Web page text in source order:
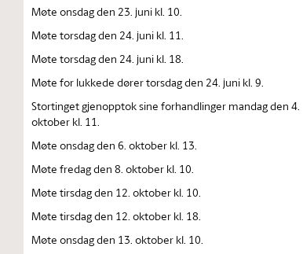
Møte onsdag den 23. juni kl. 10.
Møte torsdag den 24. juni kl. 11.
Møte torsdag den 24. juni kl. 18.
Møte for lukkede dører torsdag den 24. juni kl. 9.
Stortinget gjenopptok sine forhandlinger mandag den 4.
oktober kl. 11.
Møte onsdag den 6. oktober kl. 13.
Møte fredag den 8. oktober kl. 10.
Møte tirsdag den 12. oktober kl. 10.
Møte tirsdag den 12. oktober kl. 18.
Møte onsdag den 13. oktober kl. 10.